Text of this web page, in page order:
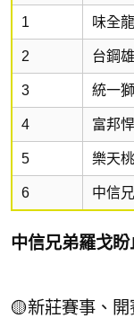
1 味全龍
2 台鋼
3 統一獅
4 富邦
5 樂天
6 中信
中信兄弟羅戈
🟡新莊賽事、